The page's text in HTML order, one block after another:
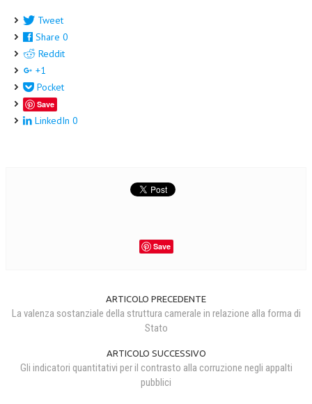
Tweet
Share 0
Reddit
+1
Pocket
Save
LinkedIn 0
Save
ARTICOLO PRECEDENTE
La valenza sostanziale della struttura camerale in relazione alla forma di
Stato
ARTICOLO SUCCESSIVO
Gli indicatori quantitativi per il contrasto alla corruzione negli appalti
pubblici